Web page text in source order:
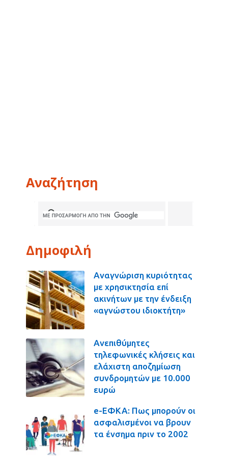
Αναζήτηση
Δημοφιλή
Αναγνώριση κυριότητας
με χρησικτησία επί
ακινήτων με την ένδειξη
«αγνώστου ιδιοκτήτη»
Ανεπιθύμητες
τηλεφωνικές κλήσεις και
ελάχιστη αποζημίωση
συνδρομητών με 10.000
ευρώ
e-ΕΦΚΑ: Πως μπορούν οι
ασφαλισμένοι να βρουν
τα ένσημα πριν το 2002